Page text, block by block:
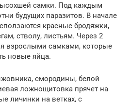
самки. Под каждым
будущих паразитов. В начале
красные бродяжки,
стволу, листьям. Через 2
взрослыми самками, которые
новые яйца.
смородины, белой
ложнощитовка прячет на
личинки на ветках, с